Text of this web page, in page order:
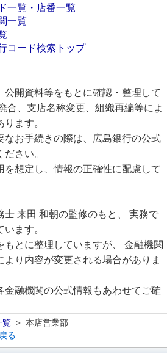
一覧・店番一覧
一覧
コード検索トップ
公開資料等をもとに確認・整理して
合、支店名称変更、組織再編等によ
ます。
なお手続きの際は、広島銀行の公式
さい。
を想定し、情報の正確性に配慮して
士 来田 和朝の監修のもと、 実務で
ます。
もとに整理していますが、 金融機関
り内容が変更される場合がありま
金融機関の公式情報もあわせてご確
覧
本店営業部
る